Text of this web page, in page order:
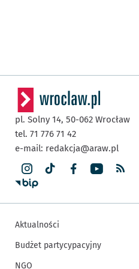
pl. Solny 14, 50-062 Wrocław
tel. 71 776 71 42
e-mail: redakcja@araw.pl
Aktualności
Budżet partycypacyjny
NGO